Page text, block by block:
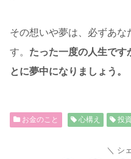
その想いや夢は、必ずあな
す。 たった一度の人生です
とに夢中になりましょう。
お金のこと 心構え 投資
シ